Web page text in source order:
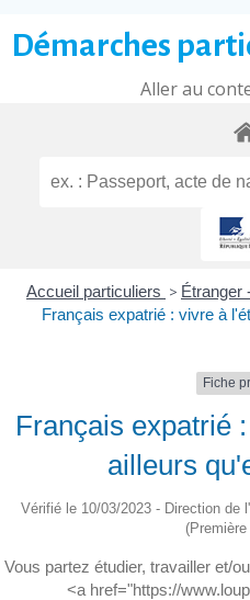
Démarches
Aller au
Accueil particuliers > Étranger
Français expatrié : vivre à
Fiche
Français expatrié
ailleurs
Vérifié le 10/03/2023 - Direction de
Vous partez étudier, travailler et/
<a href="https://